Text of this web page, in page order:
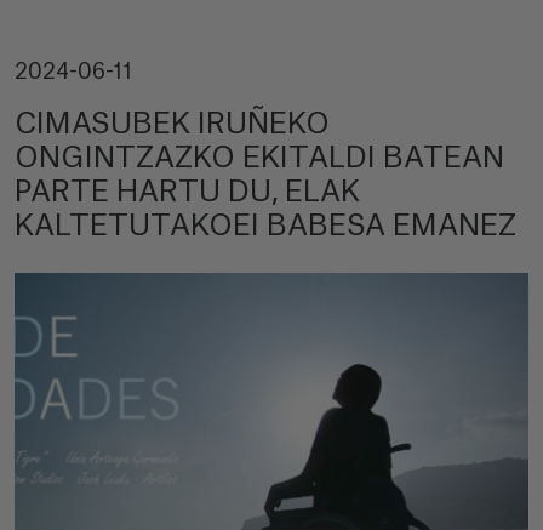
2024-06-11
CIMASUBEK IRUÑEKO
ONGINTZAZKO EKITALDI BATEAN
PARTE HARTU DU, ELAK
KALTETUTAKOEI BABESA EMANEZ